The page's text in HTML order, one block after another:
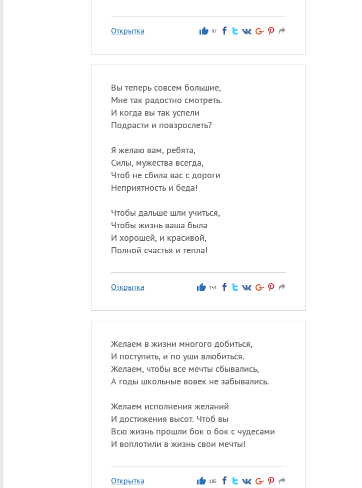
Открытка 97
Вы теперь совсем большие,
Мне так радостно смотреть.
И когда вы так успели
Подрасти и повзрослеть?
Я желаю вам, ребята,
Силы, мужества всегда,
Чтоб не сбила вас с дороги
Неприятность и беда!
Чтобы дальше шли учиться,
Чтобы жизнь ваша была
И хорошей, и красивой,
Полной счастья и тепла!
Открытка 154
Желаем в жизни многого добиться,
И поступить, и по уши влюбиться.
Желаем, чтобы все мечты сбывались,
А годы школьные вовек не забывались.
Желаем исполнения желаний
И достижения высот. Чтоб вы
Всю жизнь прошли бок о бок с чудесами
И воплотили в жизнь свои мечты!
Открытка 185